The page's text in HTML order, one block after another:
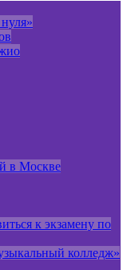
в Москве
к экзамену по
колледж»